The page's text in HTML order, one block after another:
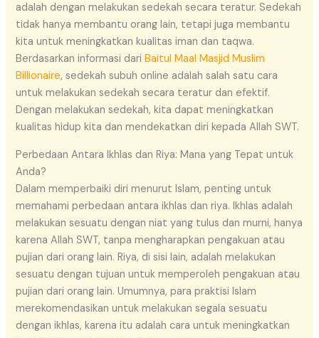
adalah dengan melakukan sedekah secara teratur. Sedekah
tidak hanya membantu orang lain, tetapi juga membantu
kita untuk meningkatkan kualitas iman dan taqwa.
Berdasarkan informasi dariBaitul Maal Masjid Muslim
Billionaire, sedekah subuh online adalah salah satu cara
untuk melakukan sedekah secara teratur dan efektif.
Dengan melakukan sedekah, kita dapat meningkatkan
kualitas hidup kita dan mendekatkan diri kepada Allah SWT.
Perbedaan Antara Ikhlas dan Riya: Mana yang Tepat untuk
Anda?
Dalam memperbaiki diri menurut Islam, penting untuk
memahami perbedaan antara ikhlas dan riya. Ikhlas adalah
melakukan sesuatu dengan niat yang tulus dan murni, hanya
karena Allah SWT, tanpa mengharapkan pengakuan atau
pujian dari orang lain. Riya, di sisi lain, adalah melakukan
sesuatu dengan tujuan untuk memperoleh pengakuan atau
pujian dari orang lain. Umumnya, para praktisi Islam
merekomendasikan untuk melakukan segala sesuatu
dengan ikhlas, karena itu adalah cara untuk meningkatkan